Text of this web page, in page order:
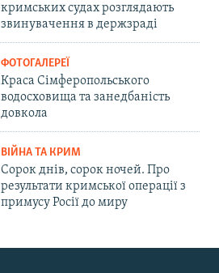
кримських судах розглядають
звинувачення в держзраді
ФОТОГАЛЕРЕЇ
Краса Сімферопольського
водосховища та занедбаність
довкола
ВІЙНА ТА КРИМ
Сорок днів, сорок ночей. Про
результати кримської операції з
примусу Росії до миру